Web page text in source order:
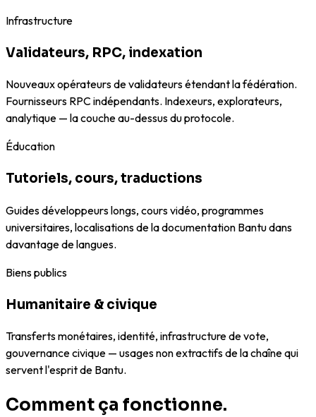
Infrastructure
Validateurs, RPC, indexation
Nouveaux opérateurs de validateurs étendant la fédération.
Fournisseurs RPC indépendants. Indexeurs, explorateurs,
analytique — la couche au-dessus du protocole.
Éducation
Tutoriels, cours, traductions
Guides développeurs longs, cours vidéo, programmes
universitaires, localisations de la documentation Bantu dans
davantage de langues.
Biens publics
Humanitaire & civique
Transferts monétaires, identité, infrastructure de vote,
gouvernance civique — usages non extractifs de la chaîne qui
servent l'esprit de Bantu.
Comment ça fonctionne.